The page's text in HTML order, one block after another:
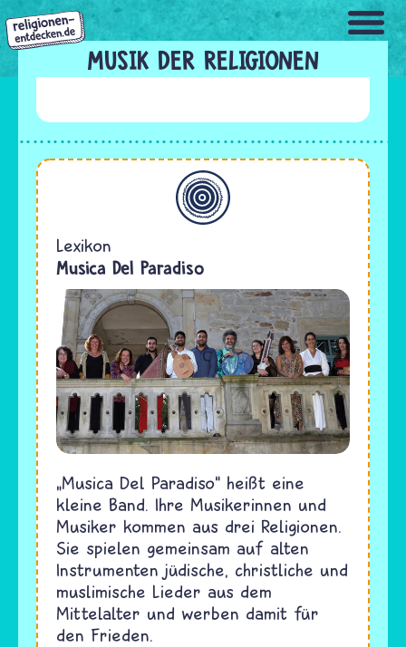
Direkt
zum
Inhalt
MUSIK DER RELIGIONEN
Allgemein
Lexikon
Musica Del Paradiso
„Musica Del Paradiso“ heißt eine
kleine Band. Ihre Musikerinnen und
Musiker kommen aus drei Religionen.
Sie spielen gemeinsam auf alten
Instrumenten jüdische, christliche und
muslimische Lieder aus dem
Mittelalter und werben damit für
den Frieden.